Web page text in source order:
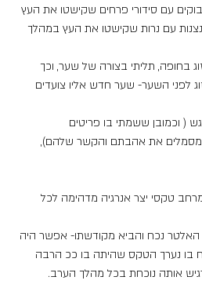
עם סידורי פרחים שקישטו את העץ
עם נרות שקישטו את העץ במהלך
תליתי בצורה של שער, וכך
לפני השער- שער חדש אליו צועדים
( וכמובן ששמתי בו פריטים
המסמלים את אהבתם והקשר שלהם),
טקסי יצר אנרגיה מדהימה לכל
האלטר נכח והביא מקודשתו- אפשר היה
בו נערך הטקס שהיתה בו ככ הרבה
אותה נוכחת בכל מהלך הערב.